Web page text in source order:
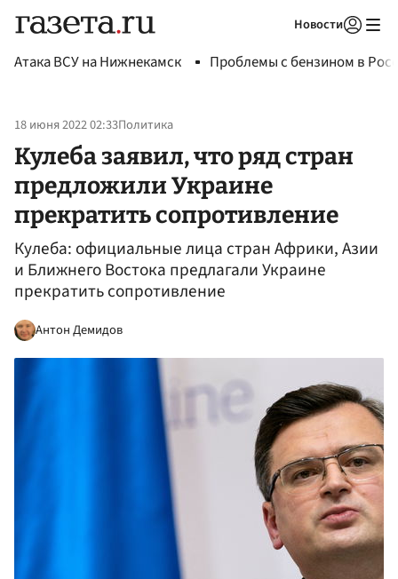
Новости
Атака ВСУ на Нижнекамск Проблемы с бензином в
18 июня 2022 02:33Политика
Кулеба заявил, что ряд стран
предложили Украине
прекратить сопротивление
Кулеба: официальные лица стран Африки, Азии
и Ближнего Востока предлагали Украине
прекратить сопротивление
Антон Демидов